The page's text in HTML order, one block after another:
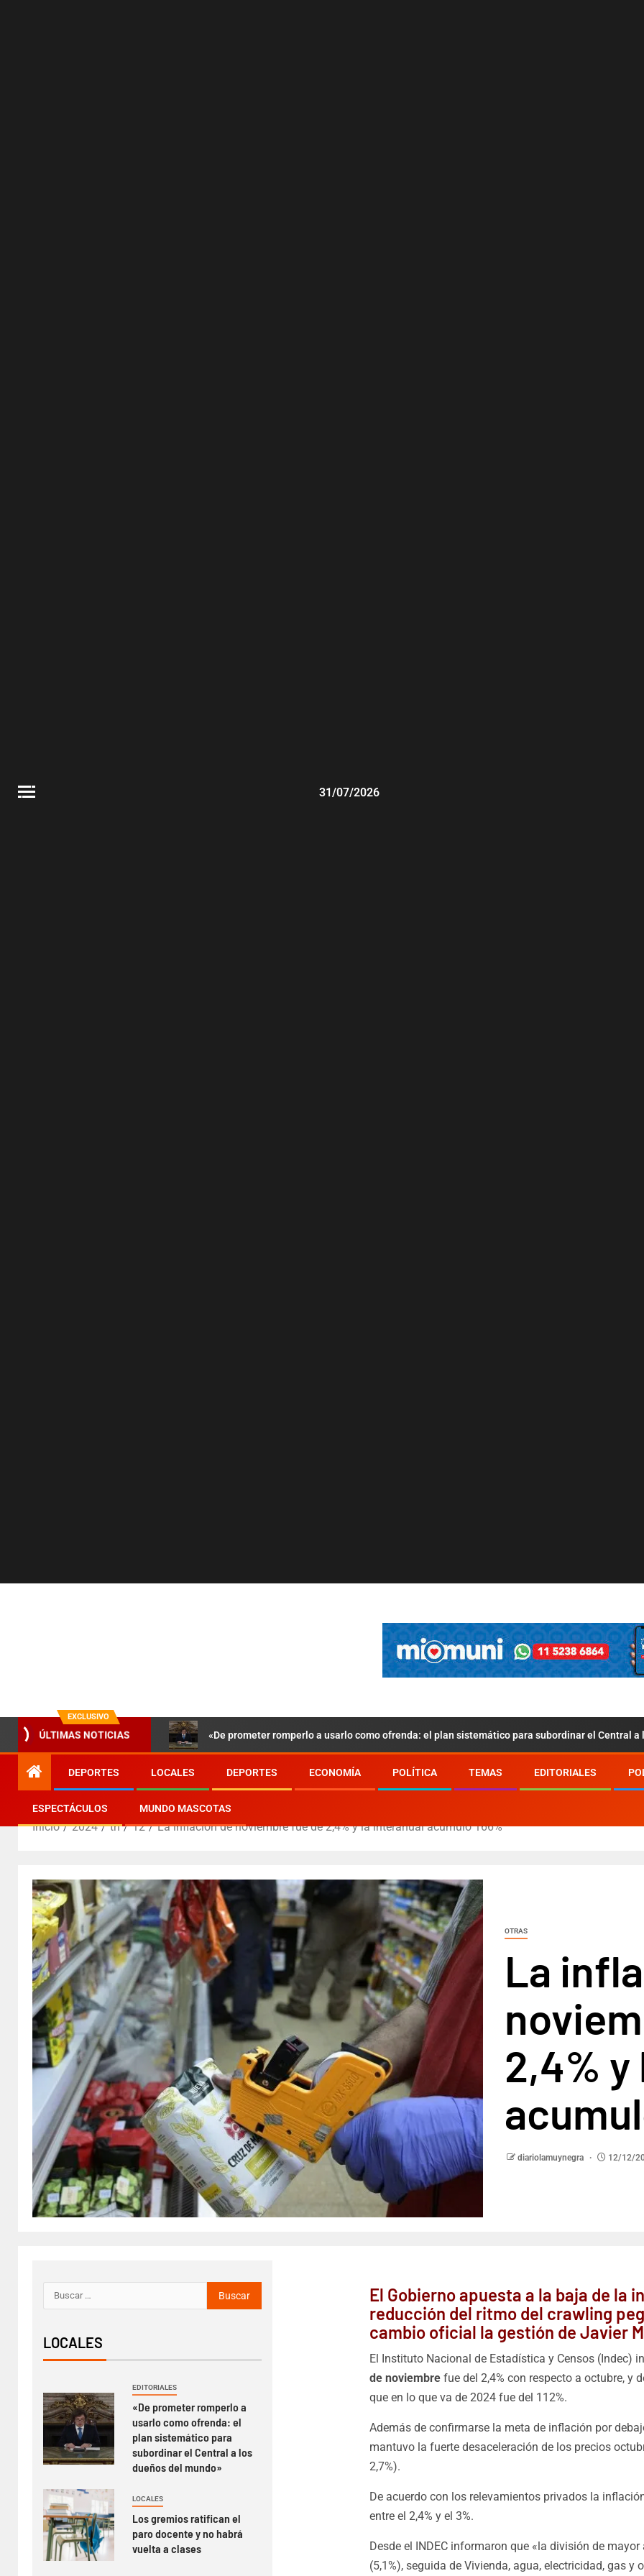
31/07/2026
EXCLUSIVO
ÚLTIMAS NOTICIAS «De prometer romperlo a usarlo como ofrenda: el plan sistemático para subordinar el Central a
DEPORTES LOCALES DEPORTES ECONOMÍA POLÍTICA TEMAS EDITORIALES
ESPECTÁCULOS MUNDO MASCOTAS
Inicio 2024 th 12 La inflación de noviembre fue de 2,4% y la interanual acumuló 166%
OTRAS
La
2,4%
diariolamuynegra 12/12/
El Gobierno apuesta a la baja de la
reducción del ritmo del crawling
cambio oficial la gestión de Javier
El Instituto Nacional de Estadística y Censos (Indec)
de noviembrefue del 2,4% con respecto a octubre, y
que en lo que va de 2024 fue del 112%.
Además de confirmarse la meta de inflación por
mantuvo la fuerte desaceleración de los precios
2,7%).
De acuerdo con los relevamientos privados la
entre el 2,4% y el 3%.
Desde el INDEC informaron que «la división de
(5,1%), seguida de Vivienda, agua, electricidad, gas y
LOCALES
EDITORIALES
«De prometer romperlo a
usarlo como ofrenda: el
plan sistemático para
subordinar el Central a los
dueños del mundo»
LOCALES
Los gremios ratifican el
paro docente y no habrá
vuelta a clases